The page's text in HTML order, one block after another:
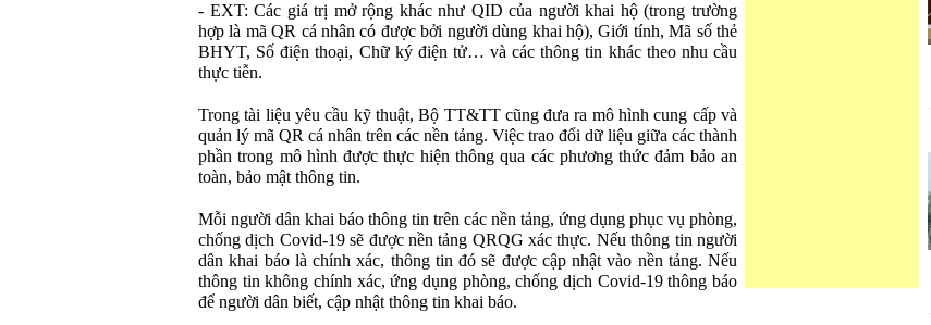
- EXT: Các giá trị mở rộng khác như QID của người khai hộ (trong trường
hợp là mã QR cá nhân có được bởi người dùng khai hộ), Giới tính, Mã số thẻ
BHYT, Số điện thoại, Chữ ký điện tử… và các thông tin khác theo nhu cầu
thực tiễn.
Trong tài liệu yêu cầu kỹ thuật, Bộ TT&TT cũng đưa ra mô hình cung cấp và
quản lý mã QR cá nhân trên các nền tảng. Việc trao đổi dữ liệu giữa các thành
phần trong mô hình được thực hiện thông qua các phương thức đảm bảo an
toàn, bảo mật thông tin.
Mỗi người dân khai báo thông tin trên các nền tảng, ứng dụng phục vụ phòng,
chống dịch Covid-19 sẽ được nền tảng QRQG xác thực. Nếu thông tin người
dân khai báo là chính xác, thông tin đó sẽ được cập nhật vào nền tảng. Nếu
thông tin không chính xác, ứng dụng phòng, chống dịch Covid-19 thông báo
để người dân biết, cập nhật thông tin khai báo.